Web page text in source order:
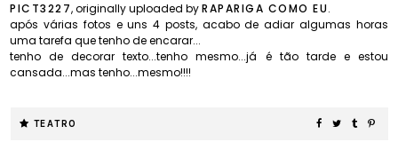
PICT3227, originally uploaded byRAPARIGA COMO EU.
após várias fotos e uns 4 posts, acabo de adiar algumas horas
uma tarefa que tenho de encarar...
tenho de decorar texto...tenho mesmo...já é tão tarde e estou
cansada...mas tenho...mesmo!!!!
TEATRO